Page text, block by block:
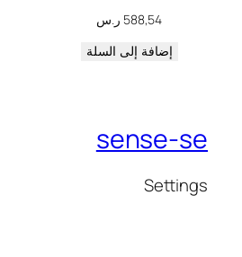
588,54 ر.س
إضافة إلى السلة
sense-se
Settings